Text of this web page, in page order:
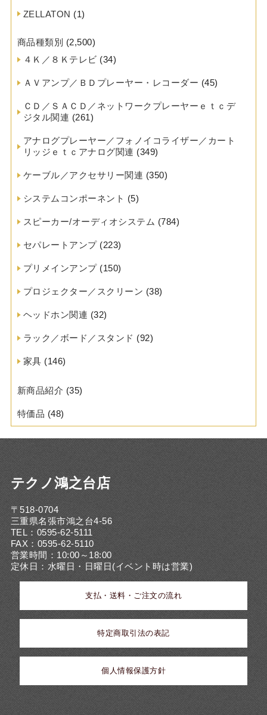
ZELLATON (1)
商品種類別 (2,500)
４Ｋ／８Ｋテレビ (34)
ＡＶアンプ／ＢＤプレーヤー・レコーダー (45)
ＣＤ／ＳＡＣＤ／ネットワークプレーヤーｅｔｃデ
ジタル関連 (261)
アナログプレーヤー／フォノイコライザー／カート
リッジｅｔｃアナログ関連 (349)
ケーブル／アクセサリー関連 (350)
システムコンポーネント (5)
スピーカー/オーディオシステム (784)
セパレートアンプ(223)
プリメインアンプ(150)
プロジェクター／スクリーン (38)
ヘッドホン関連 (32)
ラック／ボード／スタンド (92)
家具 (146)
新商品紹介 (35)
特価品 (48)
テクノ鴻之台店
〒518-0704
三重県名張市鴻之台4-56
TEL：0595-62-5111
FAX：0595-62-5110
営業時間：10:00～18:00
定休日：水曜日・日曜日(イベント時は営業)
支払・送料・ご注文の流れ
特定商取引法の表記
個人情報保護方針